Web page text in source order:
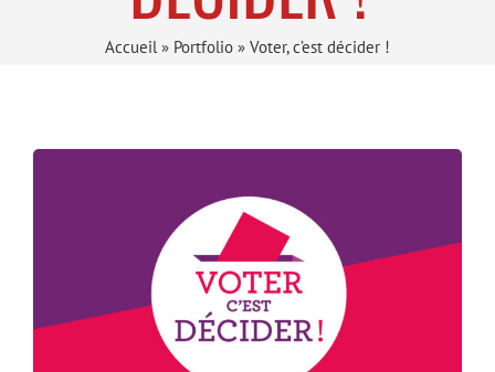
Accueil » Portfolio » Voter, c’est décider !